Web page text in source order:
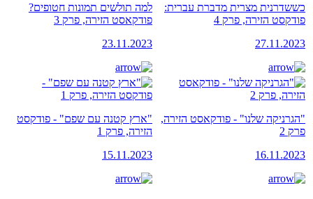
כששדרנית מצרית מדברת עברית:
פודקסט הזירה, פרק 4
27.11.2023
למה תולשים תמונות חטופים?
פודקאסט הזירה, פרק 3
23.11.2023
"הגרניקה שלנו" - פודקאסט הזירה,
פרק 2
16.11.2023
"ארץ קטנה עם שפם" - פודקסט
הזירה, פרק 1
15.11.2023